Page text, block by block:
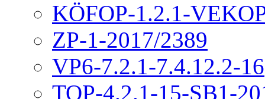
KÖFOP-1.2.1-
ZP-1-2017/2389
VP6-7.2.1-7.4.12.2-16
TOP-4.2.1-15-SB1-